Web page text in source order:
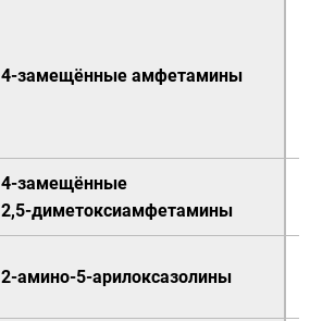
4-замещённые амфетамины
4-замещённые
2,5-диметоксиамфетамины
2-амино-5-арилоксазолины